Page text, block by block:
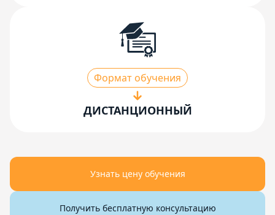
Формат обучения
ДИСТАНЦИОННЫЙ
Узнать цену обучения
Получить бесплатную консультацию